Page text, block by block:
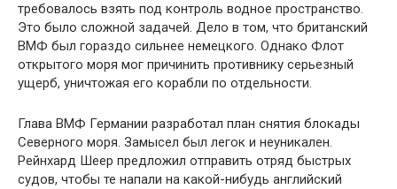
требовалось взять под контроль водное пространство.
Это было сложной задачей. Дело в том, что британский
ВМФ был гораздо сильнее немецкого. Однако Флот
открытого моря мог причинить противнику серьезный
ущерб, уничтожая его корабли по отдельности.
Глава ВМФ Германии разработал план снятия блокады
Северного моря. Замысел был легок и неуникален.
Рейнхард Шеер предложил отправить отряд быстрых
судов, чтобы те напали на какой-нибудь английский